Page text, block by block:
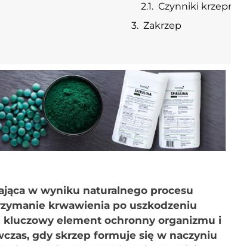
Czynniki
Zakrzep
w wyniku naturalnego procesu
krwawienia po uszkodzeniu
kluczowy element ochronny organizmu i
gdy skrzep formuje się w naczyniu